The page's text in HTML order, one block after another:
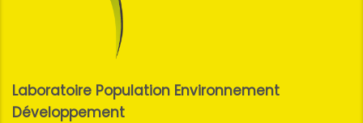
Laboratoire Population Environnement
Développement